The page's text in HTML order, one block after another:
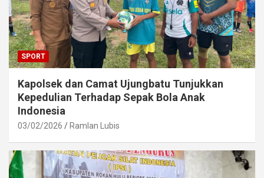
SPORT
Kapolsek dan Camat Ujungbatu Tunjukkan
Kepedulian Terhadap Sepak Bola Anak
Indonesia
03/02/2026 Ramlan Lubis